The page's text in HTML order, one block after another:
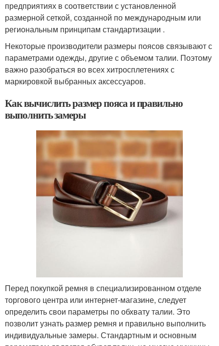
предприятиях в соответствии с установленной
размерной сеткой, созданной по международным или
региональным принципам стандартизации .
Некоторые производители размеры поясов связывают с
параметрами одежды, другие с объемом талии. Поэтому
важно разобраться во всех хитросплетениях с
маркировкой выбранных аксессуаров.
Как вычислить размер пояса и правильно
выполнить замеры
Перед покупкой ремня в специализированном отделе
торгового центра или интернет-магазине, следует
определить свои параметры по обхвату талии. Это
позволит узнать размер ремня и правильно выполнить
индивидуальные замеры. Стандартным и основным